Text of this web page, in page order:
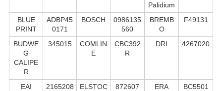
Palidium
BLUE
PRINT
ADBP45
0171
BOSCH
0986135
560
BREMB
O
F49131
BUDWE
G
CALIPE
R
345015
COMLIN
E
CBC392
R
DRI 4267020
EAI 2165208
ELSTOC
872607
ERA
BC5501